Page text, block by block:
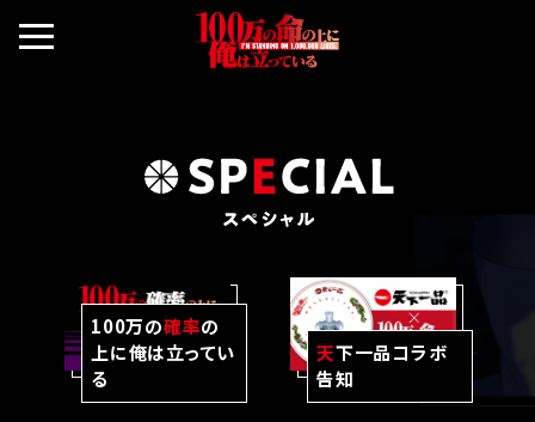
100万の確率の
上に俺は立ってい
る
天下一品コラボ
告知